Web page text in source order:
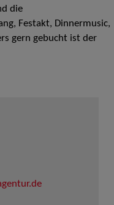
die
Festakt, Dinnermusic,
gern gebucht ist der